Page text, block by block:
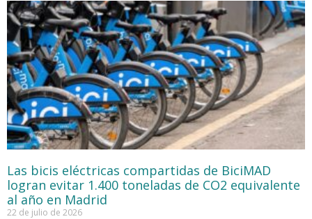
Las bicis eléctricas compartidas de BiciMAD
logran evitar 1.400 toneladas de CO2 equivalente
al año en Madrid
22 de julio de 2026